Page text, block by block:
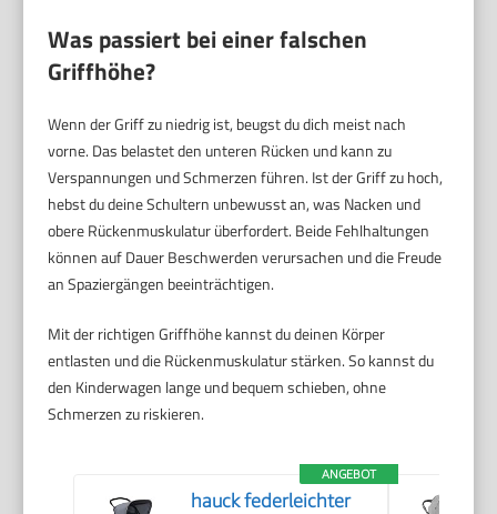
Was passiert bei einer falschen
Griffhöhe?
Wenn der Griff zu niedrig ist, beugst du dich meist nach
vorne. Das belastet den unteren Rücken und kann zu
Verspannungen und Schmerzen führen. Ist der Griff zu hoch,
hebst du deine Schultern unbewusst an, was Nacken und
obere Rückenmuskulatur überfordert. Beide Fehlhaltungen
können auf Dauer Beschwerden verursachen und die Freude
an Spaziergängen beeinträchtigen.
Mit der richtigen Griffhöhe kannst du deinen Körper
entlasten und die Rückenmuskulatur stärken. So kannst du
den Kinderwagen lange und bequem schieben, ohne
Schmerzen zu riskieren.
ANGEBOT
hauck federleichter